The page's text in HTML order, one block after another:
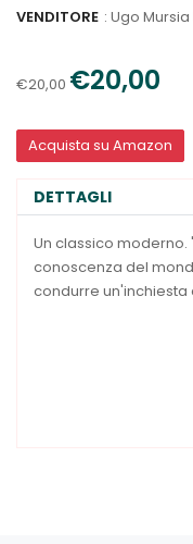
VENDITORE : Ugo
€20,00 €20,00
Acquista su Amazon
DETTAGLI
Un classico moderno.
conoscenza del
condurre un'inchiesta